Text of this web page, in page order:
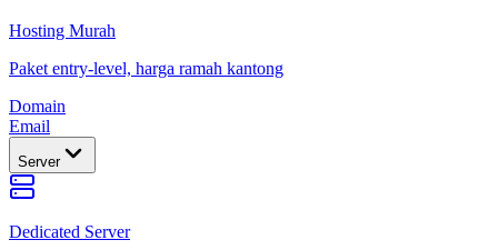
Hosting Murah
Paket entry-level, harga ramah kantong
Domain
Email
Server
Dedicated Server